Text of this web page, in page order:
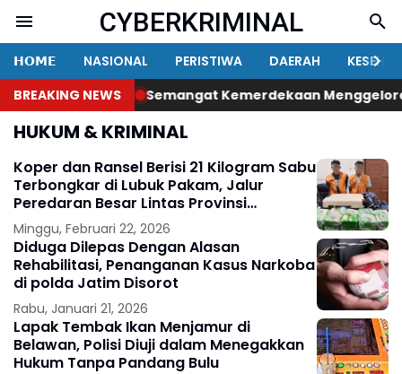
CYBERKRIMINAL
𝗛𝗢𝗠𝗘 NASIONAL PERISTIWA DAERAH
BREAKING NEWS
Semangat Kemerdekaan Menggelora,
HUKUM & KRIMINAL
Koper dan Ransel Berisi 21 Kilogram Sabu
Terbongkar di Lubuk Pakam, Jalur
Peredaran Besar Lintas Provinsi
Terendus Aparat
Minggu, Februari 22, 2026
Diduga Dilepas Dengan Alasan
Rehabilitasi, Penanganan Kasus Narkoba
di polda Jatim Disorot
Rabu, Januari 21, 2026
Lapak Tembak Ikan Menjamur di
Belawan, Polisi Diuji dalam Menegakkan
Hukum Tanpa Pandang Bulu